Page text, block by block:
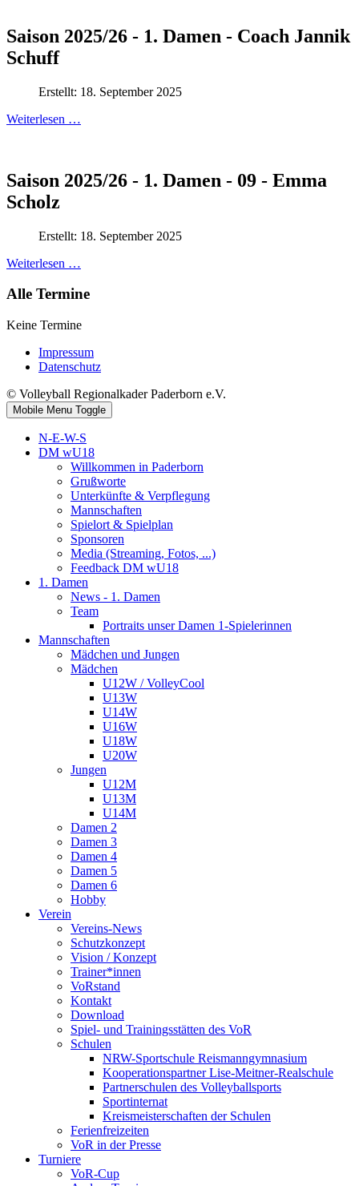
Saison 2025/26 - 1. Damen - Coach Jannik
Schuff
Erstellt: 18. September 2025
Weiterlesen …
Saison 2025/26 - 1. Damen - 09 - Emma
Scholz
Erstellt: 18. September 2025
Weiterlesen …
Alle Termine
Keine Termine
Impressum
Datenschutz
© Volleyball Regionalkader Paderborn e.V.
Mobile Menu Toggle
N-E-W-S
DM wU18
Willkommen in Paderborn
Grußworte
Unterkünfte & Verpflegung
Mannschaften
Spielort & Spielplan
Sponsoren
Media (Streaming, Fotos, ...)
Feedback DM wU18
1. Damen
News - 1. Damen
Team
Portraits unser Damen 1-Spielerinnen
Mannschaften
Mädchen und Jungen
Mädchen
U12W / VolleyCool
U13W
U14W
U16W
U18W
U20W
Jungen
U12M
U13M
U14M
Damen 2
Damen 3
Damen 4
Damen 5
Damen 6
Hobby
Verein
Vereins-News
Schutzkonzept
Vision / Konzept
Trainer*innen
VoRstand
Kontakt
Download
Spiel- und Trainingsstätten des VoR
Schulen
NRW-Sportschule Reismanngymnasium
Kooperationspartner Lise-Meitner-Realschule
Partnerschulen des Volleyballsports
Sportinternat
Kreismeisterschaften der Schulen
Ferienfreizeiten
VoR in der Presse
Turniere
VoR-Cup